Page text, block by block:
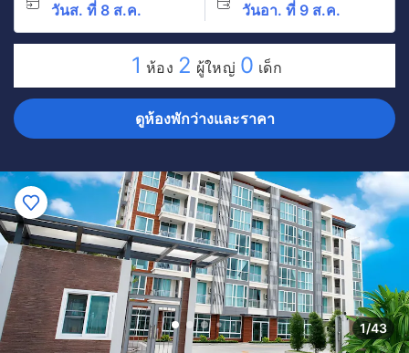
วันส. ที่ 8 ส.ค. วันอา. ที่ 9 ส.ค.
1 ห้อง 2 ผู้ใหญ่ 0 เด็ก
ดูห้องพักว่างและราคา
1/43